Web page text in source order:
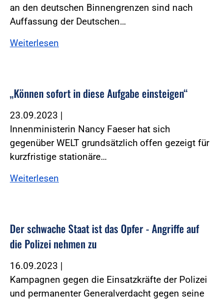
an den deutschen Binnengrenzen sind nach
Auffassung der Deutschen…
Weiterlesen
„Können sofort in diese Aufgabe einsteigen“
23.09.2023 |
Innenministerin Nancy Faeser hat sich
gegenüber WELT grundsätzlich offen gezeigt für
kurzfristige stationäre…
Weiterlesen
Der schwache Staat ist das Opfer - Angriffe auf
die Polizei nehmen zu
16.09.2023 |
Kampagnen gegen die Einsatzkräfte der Polizei
und permanenter Generalverdacht gegen seine